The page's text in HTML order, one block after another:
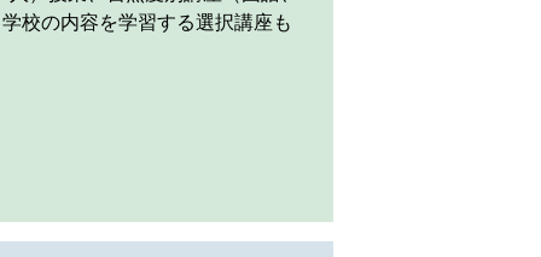
校の内容を学習する選択講座も